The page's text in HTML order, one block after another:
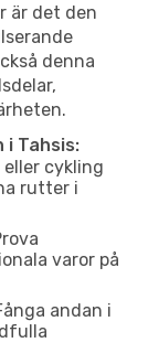
är det den
denna
i Tahsis:
cykling
rutter i
varor på
andan i